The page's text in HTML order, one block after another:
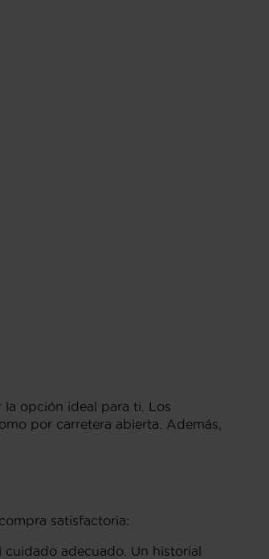
opción ideal para ti. Los
por carretera abierta. Además,
satisfactoria:
adecuado. Un historial